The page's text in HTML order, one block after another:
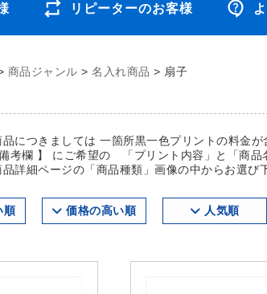
リピーターのお客様
商品ジャンル > 名入れ商品 > 扇子
品につきましては 一箇所黒一色プリントの料金
考欄 】 にご希望の 「プリント内容」と「商品
詳細ページの「商品種類」画像の中からお選び
順 価格の高い順 人気順